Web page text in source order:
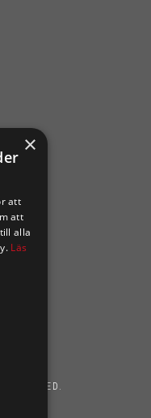
×
att
att
alla
Läs